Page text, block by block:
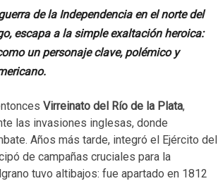
de la Independencia en el norte del
escapa a la simple exaltación heroica:
un personaje clave, polémico y
Virreinato del Río de la Plata,
las invasiones inglesas, donde
Años más tarde, integró el Ejército del
de campañas cruciales para la
tuvo altibajos: fue apartado en 1812